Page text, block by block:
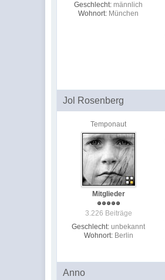
Geschlecht: männlich
Wohnort: München
Jol Rosenberg
Temponaut
Mitglieder
3.226 Beiträge
Geschlecht: unbekannt
Wohnort: Berlin
Anno